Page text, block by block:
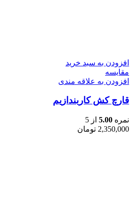
افزودن به سبد خرید
مقایسه
افزودن به علاقه مندی
قارچ کش کاربندازیم
نمره 5.00 از 5
2,350,000 تومان